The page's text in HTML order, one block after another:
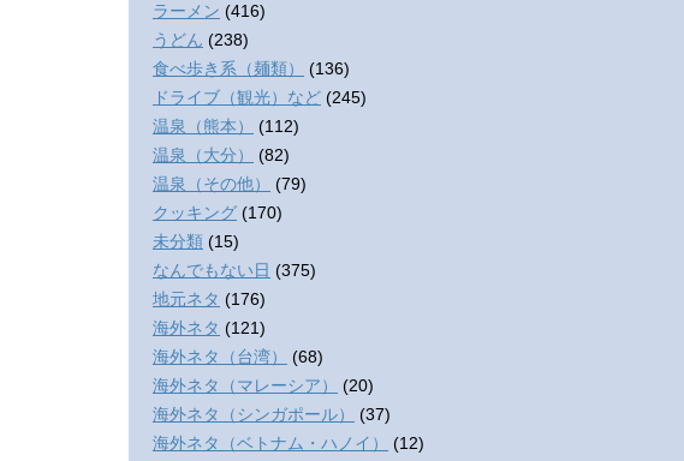
ラーメン (416)
うどん (238)
食べ歩き系（麺類）
(136)
ドライブ（観光）など (245)
温泉（熊本）
(112)
温泉（大分）
(82)
温泉（その他）
(79)
クッキング (170)
未分類 (15)
なんでもない日 (375)
地元ネタ (176)
海外ネタ (121)
海外ネタ（台湾）
(68)
海外ネタ（マレーシア）
(20)
海外ネタ（シンガポール）
(37)
海外ネタ（ベトナム・ハノイ）
(12)